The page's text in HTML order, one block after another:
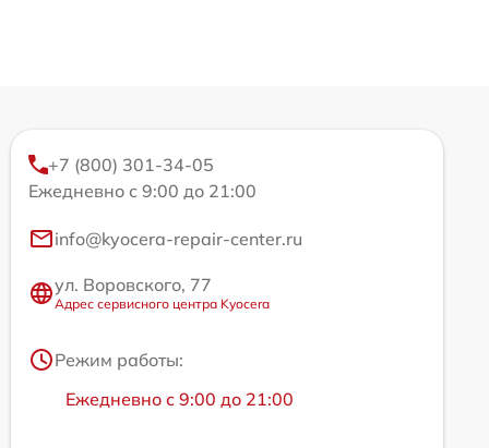
+7 (800) 301-34-05
Ежедневно с 9:00 до 21:00
info@kyocera-repair-center.ru
ул. Воровского, 77
Адрес сервисного центра Kyocera
Режим работы:
Ежедневно с 9:00 до 21:00